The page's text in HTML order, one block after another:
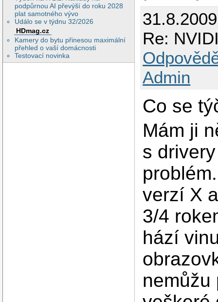
podpůrnou AI převýší do roku 2028
plat samotného vývo
Událo se v týdnu 32/2026
HDmag.cz
Kamery do bytu přinesou maximální
přehled o vaší domácnosti
Testovací novinka
Re:
Admin
Co se
Mám ji
s
verzí X
3/4
hází
nemůžu